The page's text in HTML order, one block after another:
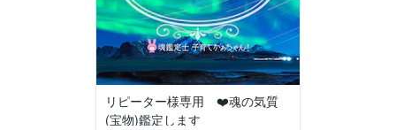
リピーター様専用 ❤️魂の気質
(宝物)鑑定します